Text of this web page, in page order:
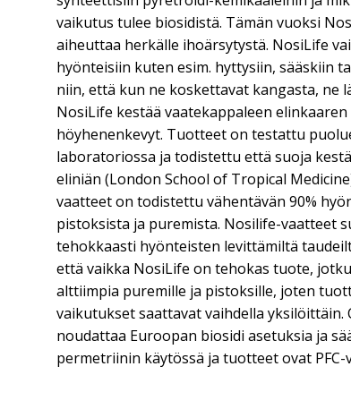
vaikutus tulee biosidistä. Tämän vuoksi
aiheuttaa herkälle ihoärsytystä. NosiLife
hyönteisiin kuten esim. hyttysiin, sääskiin
niin, että kun ne koskettavat kangasta, ne
NosiLife kestää vaatekappaleen elinkaaren
höyhenenkevyt. Tuotteet on testattu
laboratoriossa ja todistettu että suoja
eliniän (London School of Tropical
vaatteet on todistettu vähentävän 90%
pistoksista ja puremista. Nosilife-vaatteet
tehokkaasti hyönteisten levittämiltä
että vaikka NosiLife on tehokas tuote,
alttiimpia puremille ja pistoksille, joten
vaikutukset saattavat vaihdella yksilöittäin.
noudattaa Euroopan biosidi asetuksia ja
permetriinin käytössä ja tuotteet ovat PFC-